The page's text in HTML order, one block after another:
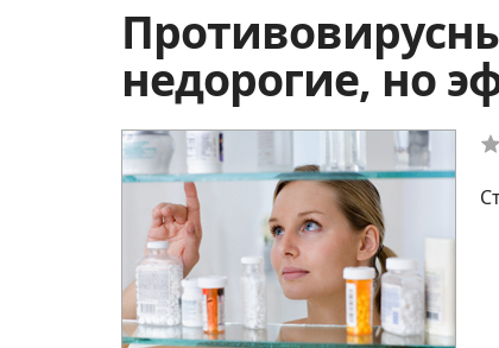
недорогие, но